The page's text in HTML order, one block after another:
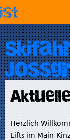
ist
Herzlich
Lifts im Main-